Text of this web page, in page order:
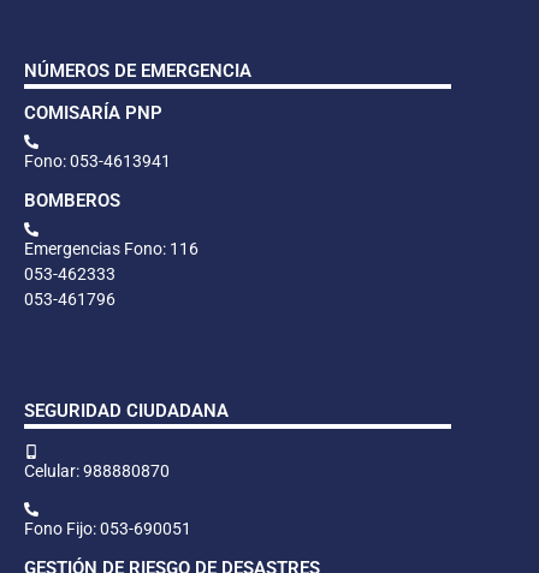
NÚMEROS DE EMERGENCIA
COMISARÍA PNP
Fono: 053-4613941
BOMBEROS
Emergencias Fono: 116
053-462333
053-461796
SEGURIDAD CIUDADANA
Celular: 988880870
Fono Fijo: 053-690051
GESTIÓN DE RIESGO DE DESASTRES